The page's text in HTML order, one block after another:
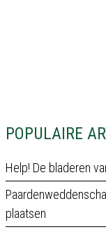
POPULAIRE
Help! De bladeren
plaatsen